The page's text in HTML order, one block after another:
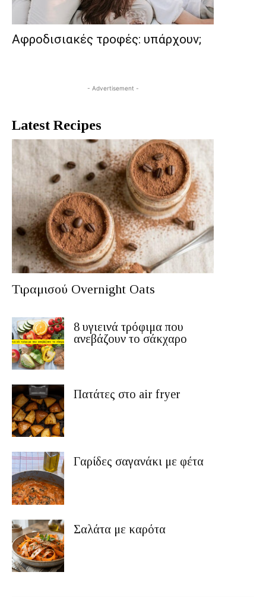
Αφροδισιακές τροφές: υπάρχουν;
- Advertisement -
Latest Recipes
Τιραμισού Overnight Oats
8 υγιεινά τρόφιμα που
ανεβάζουν το σάκχαρο
Πατάτες στο air fryer
Γαρίδες σαγανάκι με φέτα
Σαλάτα με καρότα